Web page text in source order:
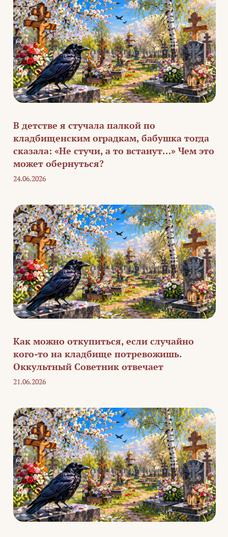
В детстве я стучала палкой по
кладбищенским оградкам, бабушка тогда
сказала: «Не стучи, а то встанут…» Чем это
может обернуться?
24.06.2026
Как можно откупиться, если случайно
кого-то на кладбище потревожишь.
Оккультный Советник отвечает
21.06.2026